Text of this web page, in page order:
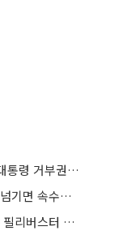
與, 형소법 대국민 보고 vs 野, 靑 앞서 대통령 거부권 촉구
경찰 수사 기다리다 피의자 석방…기한 넘기면 속수무책
‘보완수사권 폐지법’ 본회의 상정…여야 필리버스터 대치